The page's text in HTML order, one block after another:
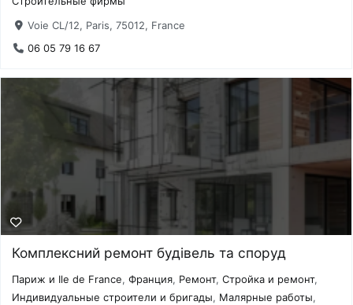
Voie CL/12, Paris, 75012, France
06 05 79 16 67
Комплексний ремонт будівель та споруд
Париж и Ile de France,Франция, Ремонт,Стройка и ремонт,
Индивидуальные строители и бригады, Малярные работы,